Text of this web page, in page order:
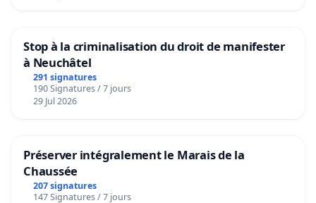
Stop à la criminalisation du droit de manifester
à Neuchâtel
291 signatures
190 Signatures / 7 jours
29 Jul 2026
Préserver intégralement le Marais de la
Chaussée
207 signatures
147 Signatures / 7 jours